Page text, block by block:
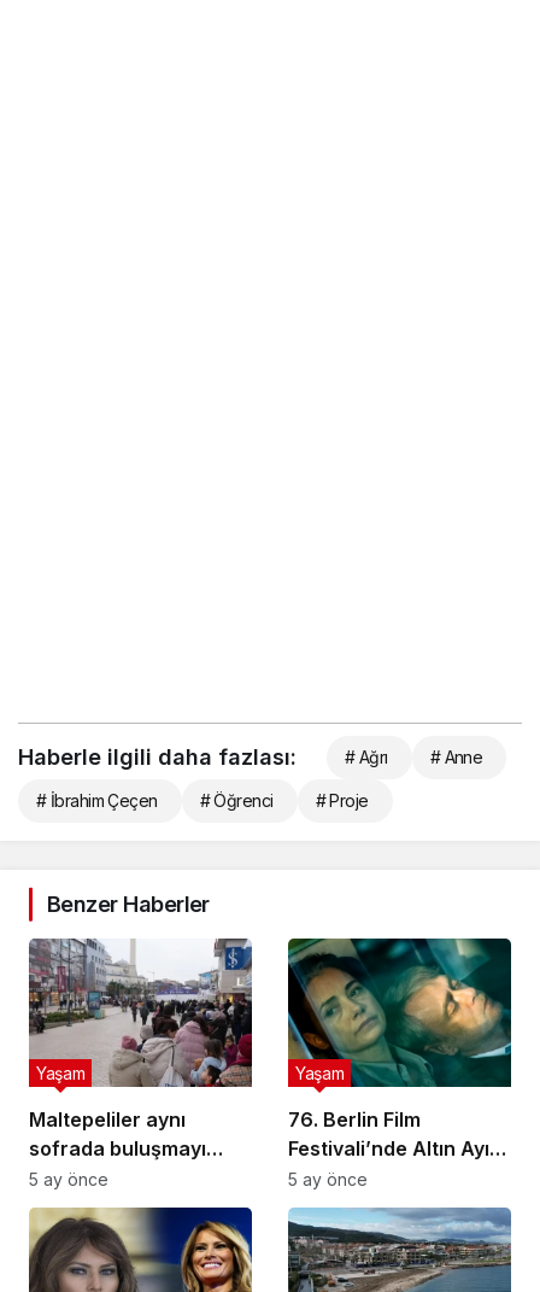
Haberle ilgili daha fazlası: # Ağrı # Anne
# İbrahim Çeçen # Öğrenci # Proje
Benzer Haberler
Maltepeliler aynı
sofrada buluşmayı
sürdürüyor
Yaşam
5 ay önce
76. Berlin Film
Festivali’nde Altın Ayı
ödülünü Sarı Zarflar
kazandı
Yaşam
5 ay önce